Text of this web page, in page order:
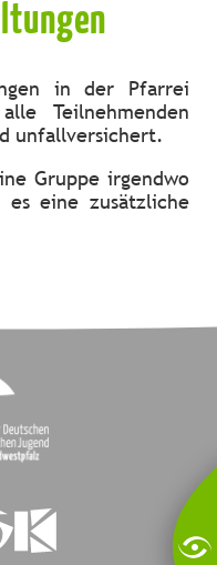
in der Pfarrei
Teilnehmenden
unfallversichert.
Gruppe irgendwo
es eine zusätzliche